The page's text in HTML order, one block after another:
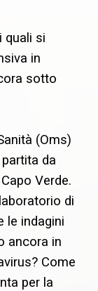
quali si
in
sotto
(Oms)
da
Verde.
di
le indagini
ancora in
Come
per la